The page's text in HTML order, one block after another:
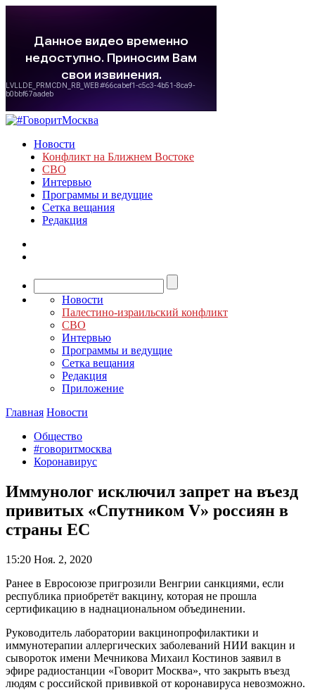
Новости
Конфликт на Ближнем Востоке
СВО
Интервью
Программы и ведущие
Сетка вещания
Редакция
Новости
Палестино-израильский конфликт
СВО
Интервью
Программы и ведущие
Сетка вещания
Редакция
Приложение
Главная Новости
Общество
#говоритмосква
Коронавирус
Иммунолог исключил запрет на въезд
привитых «Спутником V» россиян в
страны ЕС
15:20 Ноя. 2, 2020
Ранее в Евросоюзе пригрозили Венгрии санкциями, если
республика приобретёт вакцину, которая не прошла
сертификацию в наднациональном объединении.
Руководитель лаборатории вакцинопрофилактики и
иммунотерапии аллергических заболеваний НИИ вакцин и
сывороток имени Мечникова Михаил Костинов заявил в
эфире радиостанции «Говорит Москва», что закрыть въезд
людям с российской прививкой от коронавируса невозможно.